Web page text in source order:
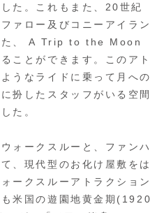
た。これもまた、20世紀
ァロー及びコニーアイラン
た、 A Trip to the Moon
ことができます。このアト
うなライドに乗って月への
扮したスタッフがいる空間
た。
ォークスルーと、ファンハ
、現代型のお化け屋敷をは
ークスルーアトラクション
米国の遊園地黄金期(1920